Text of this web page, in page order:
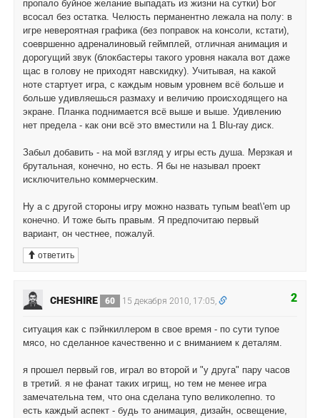
пропало буйное желание выпадать из жизни на сутки) Бог
всосал без остатка. Челюсть перманентно лежала на полу: в
игре невероятная графика (без поправок на консоли, кстати),
соевршенно адреналиновый геймплей, отличная анимация и
дорогущий звук (блокбастеры такого уровня накала вот даже
щас в голову не приходят навскидку). Учитывая, на какой
ноте стартует игра, с каждым новым уровнем всё больше и
больше удивляешься размаху и величию происходящего на
экране. Планка поднимается всё выше и выше. Удивлению
нет предела - как они всё это вместили на 1 Blu-ray диск.
Забыл добавить - на мой взгляд у игры есть душа. Мерзкая и
брутальная, конечно, но есть. Я бы не называл проект
исключительно коммерческим.
Ну а с другой стороны игру можно назвать тупым beat\'em up
конечно. И тоже быть правым. Я предпочитаю первый
вариант, он честнее, пожалуй.
ответить
2
CHESHIRE 60 15 декабря 2010, 17:05,
ситуация как с пэйнкиллером в свое время - по сути тупое
мясо, но сделанное качественно и с вниманием к деталям.
я прошел первый гов, играл во второй и "у друга" пару часов
в третий. я не фанат таких игрищ, но тем не менее игра
замечательна тем, что она сделана тупо великолепно. то
есть каждый аспект - будь то анимация, дизайн, освещение,